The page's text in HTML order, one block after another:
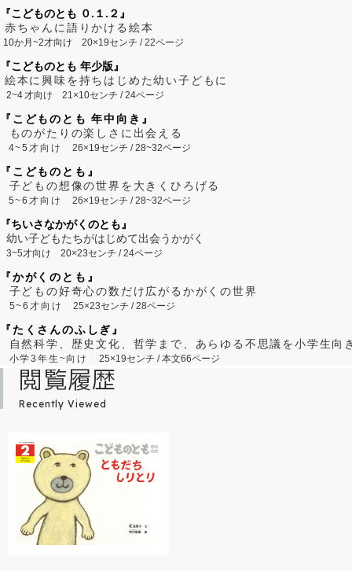
『こどものとも ０.１.２』
赤ちゃんに語りかける絵本
10か月~2才向け 20×19センチ / 22ページ
『こどものとも 年少版』
絵本に興味を持ちはじめた幼い子どもに
2~4才向け 21×10センチ / 24ページ
『こどものとも 年中向き』
ものがたりの楽しさに出会える
4~5才向け26×19センチ / 28~32ページ
『こどものとも』
子どもの想像の世界を大きくひろげる
5~6才向け26×19センチ / 28~32ページ
『ちいさなかがくのとも』
幼い子どもたちがはじめて出会うかがく
3~5才向け 20×23センチ / 24ページ
『かがくのとも』
子どもの好奇心の数だけ広がるかがくの世界
5~6才向け25×23センチ / 28ページ
『たくさんのふしぎ』
自然科学、歴史文化、哲学まで、あらゆる不思議を小学生向
小学3年生~向け 25×19センチ / 本文66ページ
閲覧履歴
Recently Viewed